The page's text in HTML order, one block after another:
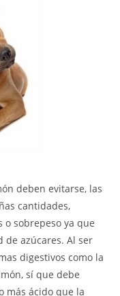
deben evitarse, las
cantidades,
sobrepeso ya que
azúcares. Al ser
digestivos como la
sí que debe
más ácido que la